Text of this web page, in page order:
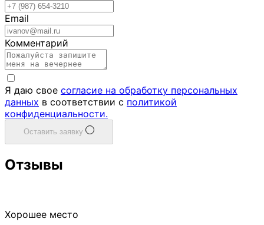
Email
Комментарий
Я даю свое согласие на обработку персональных
данных в соответствии с политикой
конфиденциальности.
Оставить заявку
Отзывы
Хорошее место